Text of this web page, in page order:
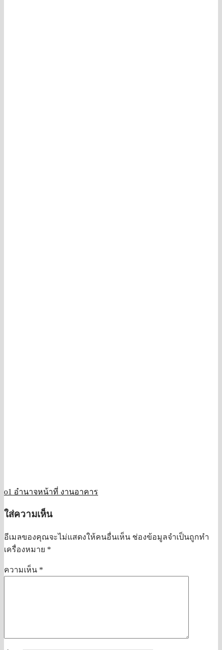
o1 อำนาจหน้าที่ งานอาคาร
ใส่ความเห็น
อีเมลของคุณจะไม่แสดงให้คนอื่นเห็น ช่องข้อมูลจำเป็นถูกทำ
เครื่องหมาย *
ความเห็น *